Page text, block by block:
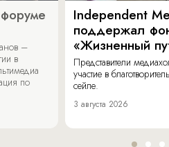
–
в
по
Independent
поддержал
«Жизненный
Представители
участие в
сейле.
3 августа 2026